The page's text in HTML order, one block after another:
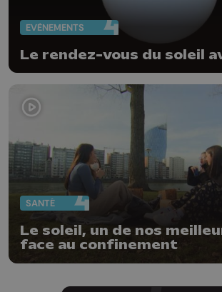
EVÈNEMENTS
Le rendez-vous du soleil
SANTÉ
Le soleil, un de nos
face au confinement